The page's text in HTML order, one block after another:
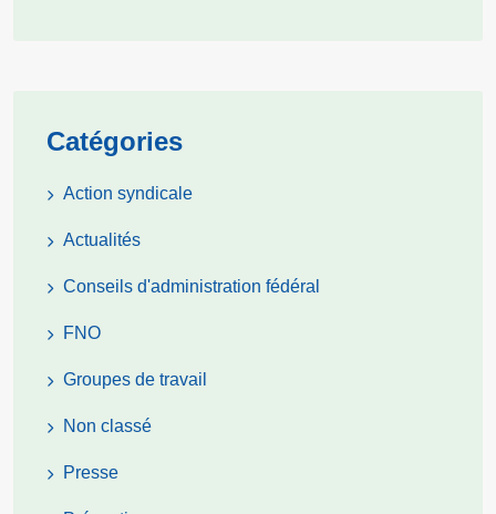
Catégories
Action syndicale
Actualités
Conseils d'administration fédéral
FNO
Groupes de travail
Non classé
Presse